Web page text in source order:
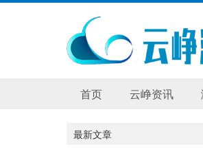
首页 云峥资讯
最新文章